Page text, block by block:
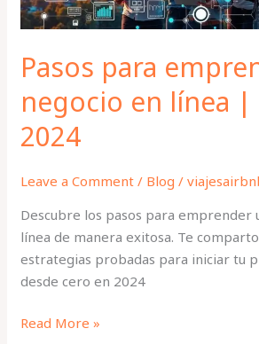
Pasos para
negocio en línea |
2024
Leave a Comment / Blog /
Descubre los pasos para emprender
línea de manera exitosa. Te
estrategias probadas para iniciar tu
desde cero en 2024
Guía
2024
Read More »